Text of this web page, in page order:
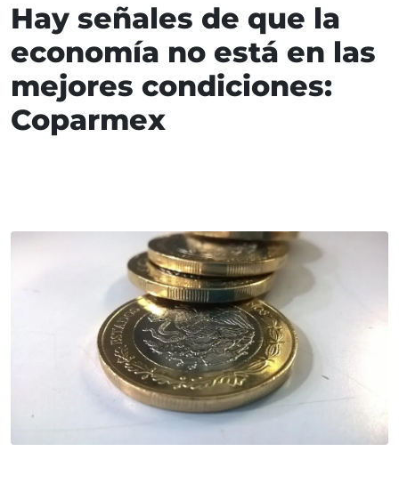
Hay señales de que la
economía no está en las
mejores condiciones:
Coparmex